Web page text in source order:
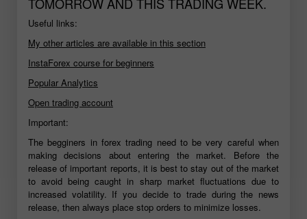
Useful links:
My other articles are available in this section
InstaForex course for beginners
Popular Analytics
Open trading account
Important:
The begginers in forex trading need to be very careful when
making decisions about entering the market. Before the
release of important reports, it is best to stay out of the market
to avoid being caught in sharp market fluctuations due to
increased volatility. If you decide to trade during the news
release, then always place stop orders to minimize losses.